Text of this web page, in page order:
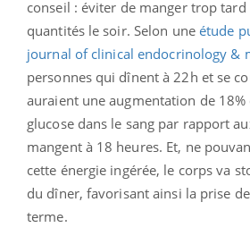
conseil : éviter de manger trop
quantités le soir. Selon une étude
journal of clinical endocrinology &
personnes qui dînent à 22h et se
auraient une augmentation de
glucose dans le sang par rapport
mangent à 18 heures. Et, ne
cette énergie ingérée, le corps va
du dîner, favorisant ainsi la prise
terme.